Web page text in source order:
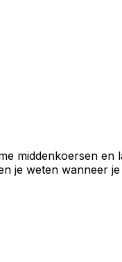
middenkoersen
je weten wanneer